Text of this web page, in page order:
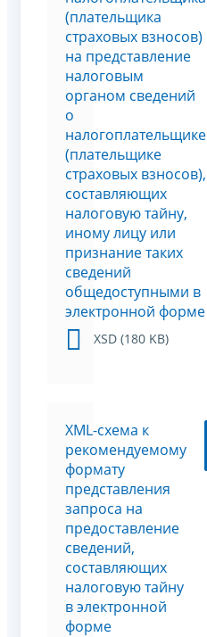
(плательщика
страховых взносов)
на представление
налоговым
органом сведений
о
налогоплательщике
(плательщике
страховых взносов),
составляющих
налоговую тайну,
иному лицу или
признание таких
сведений
общедоступными в
электронной форме
XSD (180 KB)
XML-схема к
рекомендуемому
формату
представления
запроса на
предоставление
сведений,
составляющих
налоговую тайну
в электронной
форме